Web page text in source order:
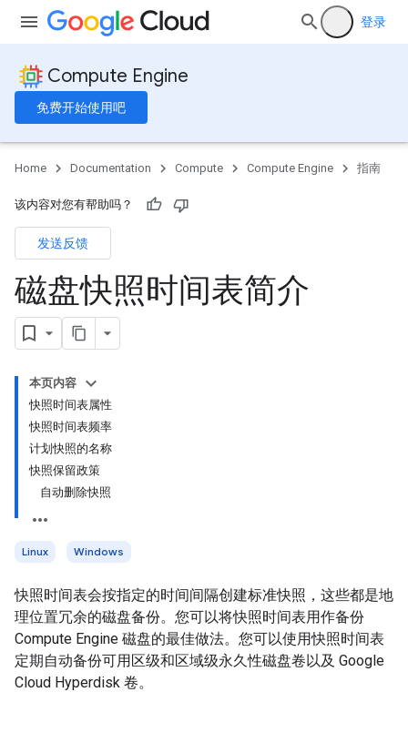
登录
Compute Engine
免费开始使用吧
Home Documentation Compute Compute Engine 指南
该内容对您有帮助吗？
发送反馈
磁盘快照时间表简介
本页内容
快照时间表属性
快照时间表频率
计划快照的名称
快照保留政策
自动删除快照
Linux Windows
快照时间表会按指定的时间间隔创建标准快照，这些都是地
理位置冗余的磁盘备份。您可以将快照时间表用作备份
Compute Engine 磁盘的最佳做法。您可以使用快照时间表
定期自动备份可用区级和区域级永久性磁盘卷以及 Google
Cloud Hyperdisk 卷。